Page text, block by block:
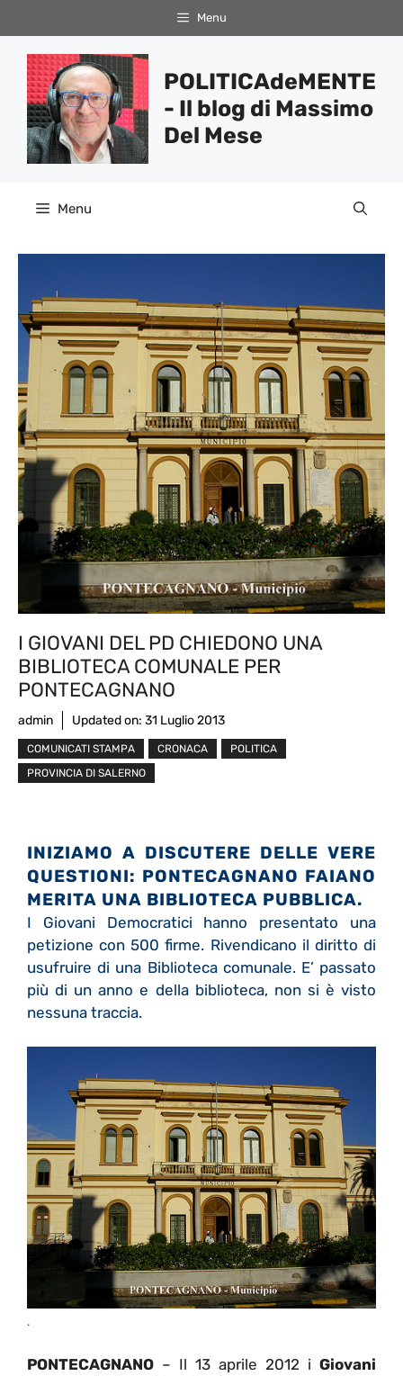
al
contenuto
Menu
POLITICAdeMENTE
- Il blog di Massimo
Del Mese
Menu
I GIOVANI DEL PD CHIEDONO UNA
BIBLIOTECA COMUNALE PER
PONTECAGNANO
admin Updated on: 31 Luglio 2013
COMUNICATI STAMPA CRONACA
POLITICA
PROVINCIA DI SALERNO
INIZIAMO A DISCUTERE DELLE VERE
QUESTIONI: PONTECAGNANO FAIANO
MERITA UNA BIBLIOTECA PUBBLICA.
I Giovani Democratici hanno presentato una
petizione con 500 firme. Rivendicano il diritto di
usufruire di una Biblioteca comunale. E’ passato
più di un anno e della biblioteca, non si è visto
nessuna traccia.
.
PONTECAGNANO – Il 13 aprile 2012 i Giovani